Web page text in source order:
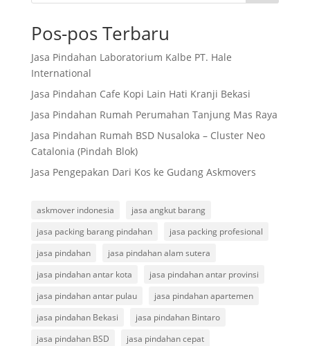
Pos-pos Terbaru
Jasa Pindahan Laboratorium Kalbe PT. Hale
International
Jasa Pindahan Cafe Kopi Lain Hati Kranji Bekasi
Jasa Pindahan Rumah Perumahan Tanjung Mas Raya
Jasa Pindahan Rumah BSD Nusaloka – Cluster Neo
Catalonia (Pindah Blok)
Jasa Pengepakan Dari Kos ke Gudang Askmovers
askmover indonesia
jasa angkut barang
jasa packing barang pindahan
jasa packing profesional
jasa pindahan
jasa pindahan alam sutera
jasa pindahan antar kota
jasa pindahan antar provinsi
jasa pindahan antar pulau
jasa pindahan apartemen
jasa pindahan Bekasi
jasa pindahan Bintaro
jasa pindahan BSD
jasa pindahan cepat